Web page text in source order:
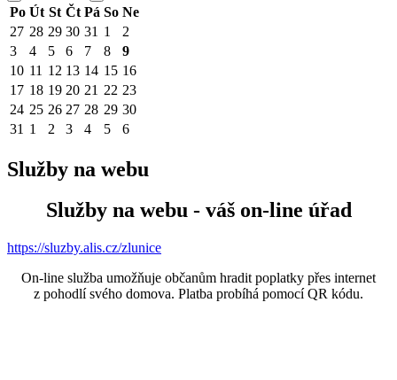
Po Út St Čt Pá So Ne
27 28 29 30 31 1
2
3
4 5 6 7 8
9
10 11 12 13 14 15 16
17 18 19 20 21 22 23
24 25 26 27 28 29 30
31 1 2 3 4 5 6
Služby na webu
Služby na webu - váš on-line úřad
https://sluzby.alis.cz/zlunice
On-line služba umožňuje občanům hradit poplatky přes internet
z pohodlí svého domova. Platba probíhá pomocí QR kódu.